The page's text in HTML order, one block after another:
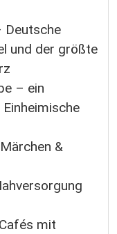
Deutsche
und der größte
– ein
&
mit